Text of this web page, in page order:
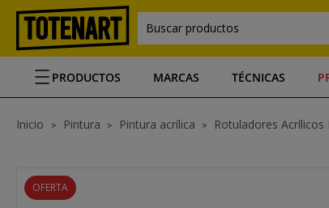
Buscar productos
PRODUCTOS MARCAS TÉCNICAS
Inicio Pintura Pintura acrílica Rotuladores Acrílicos
OFERTA